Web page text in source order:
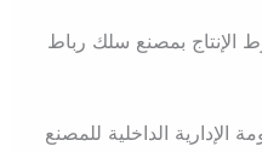
الإنتاج بمصنع سلك رباط
الداخلية للمصنع